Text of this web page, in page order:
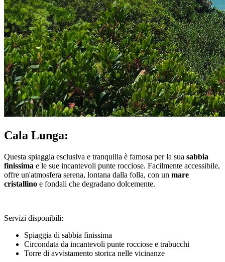
Cala Lunga:
Questa spiaggia esclusiva e tranquilla è famosa per la sua sabbia
finissima e le sue incantevoli punte rocciose. Facilmente accessibile,
offre un'atmosfera serena, lontana dalla folla, con un mare
cristallino e fondali che degradano dolcemente.
Servizi disponibili:
Spiaggia di sabbia finissima
Circondata da incantevoli punte rocciose e trabucchi
Torre di avvistamento storica nelle vicinanze